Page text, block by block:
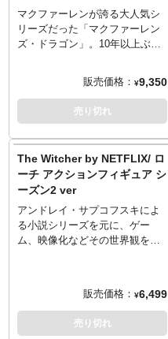
技術を惜しみなく投入されての
PVCスタチュー化は、このキャ
ラクターフィギュアがメインと
トキメキを感じたならば、お部
屋の主としてお招きしてもよい
のではないでしょうか…なはず
映画からのピックアップ！ライ
ンナップしたのは『ホビット 竜
に奪われた王国』に登場したス
マウグ（声ベネディクト・カン
バーバッチ）。
※この商品は入荷数の減数など
によりご予約をキャンセル頂く
すため、パッケージに多少の傷
やダメージがある場合もござい
マクファーレンが誇る大人気シ
リーズだった「マクファーレン
ズ・ドラゴン」。10年以上ぶり
があふれかえるファンタジー世
界の住人「ドラゴン」。多数の
竜種が氾濫、そして群雄割拠…
などと勝手にイメージする妄想
ドラゴンたちを、オリジナルな
設定とカラーリング、大胆な構
図、裏打ちされた造型、そんな
技術を惜しみなく投入されての
PVCスタチュー化は、このキャ
ラクターフィギュアがメインと
も言えるフィギュア業界でも稀
のではないでしょうか。
販売価格： ¥9,350
売り切れ
The Witcher by NETFLIX/ ロ
ーチ アクションフィギュア シ
ーズン2 ver
アンドレイ・サプコフスキによ
る小説シリーズを元に、ゲー
ム、映像化などその世界観を広
れたオリジナルドラマ版です。
『ウィッチャー』シーズン2に登
場するゲラルトの愛馬「ロー
販売価格： ¥6,499
売り切れ